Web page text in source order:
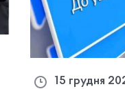
15 грудня